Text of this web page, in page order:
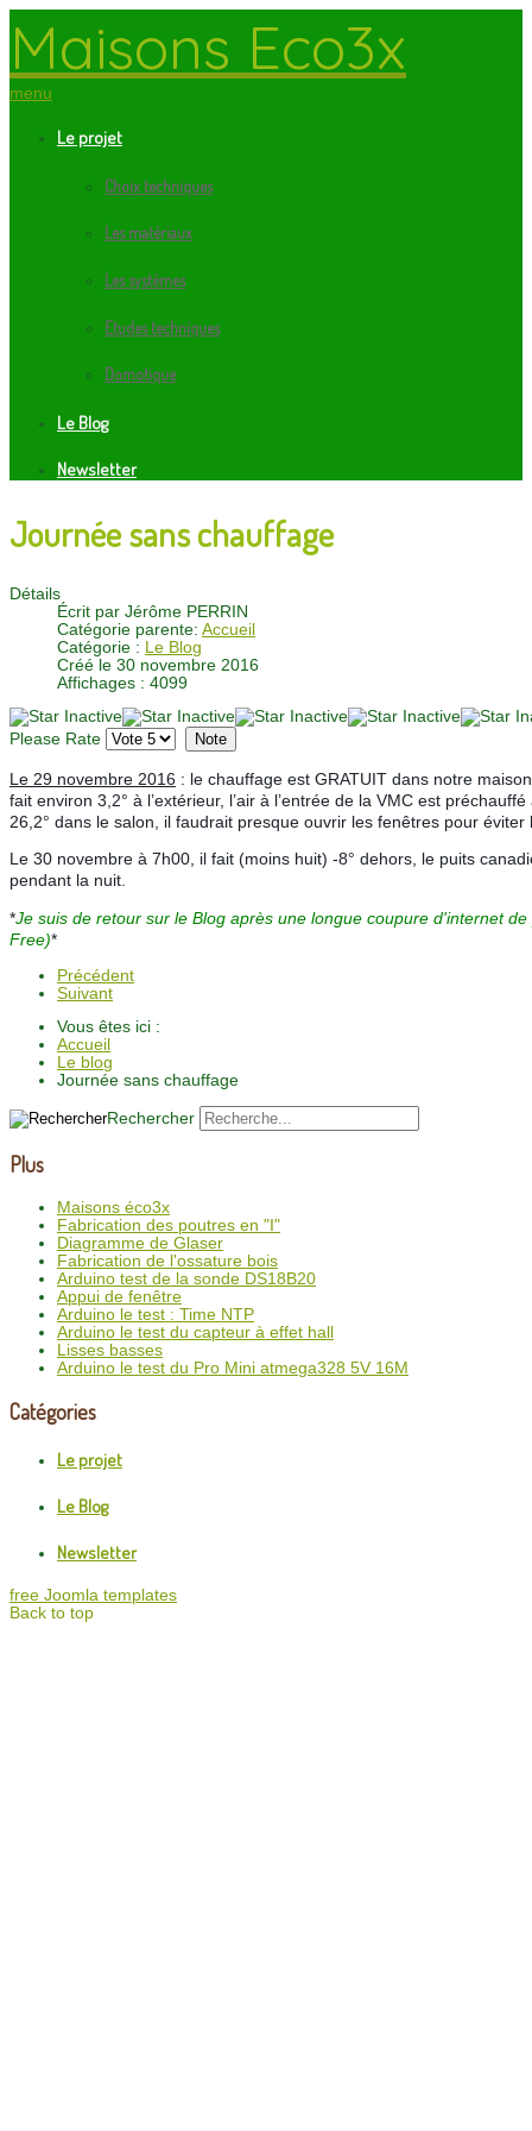
Maisons Eco3x
menu
Le projet
Choix techniques
Les matériaux
Les systèmes
Etudes techniques
Domotique
Le Blog
Newsletter
Journée sans chauffage
Détails
Écrit par Jérôme PERRIN
Catégorie parente: Accueil
Catégorie : Le Blog
Créé le 30 novembre 2016
Affichages : 4099
Please Rate
Le 29 novembre 2016 : le chauffage est GRATUIT dans notre
fait environ 3,2° à l’extérieur, l’air à l’entrée de la VMC est
26,2° dans le salon, il faudrait presque ouvrir les fenêtres pour éviter
Le 30 novembre à 7h00, il fait (moins huit) -8° dehors, le puits
pendant la nuit.
*Je suis de retour sur le Blog après une longue coupure d'internet
Free)*
Précédent
Suivant
Vous êtes ici :
Accueil
Le blog
Journée sans chauffage
Rechercher
Plus
Maisons éco3x
Fabrication des poutres en "I"
Diagramme de Glaser
Fabrication de l'ossature bois
Arduino test de la sonde DS18B20
Appui de fenêtre
Arduino le test : Time NTP
Arduino le test du capteur à effet hall
Lisses basses
Arduino le test du Pro Mini atmega328 5V 16M
Catégories
Le projet
Le Blog
Newsletter
free Joomla templates
Back to top